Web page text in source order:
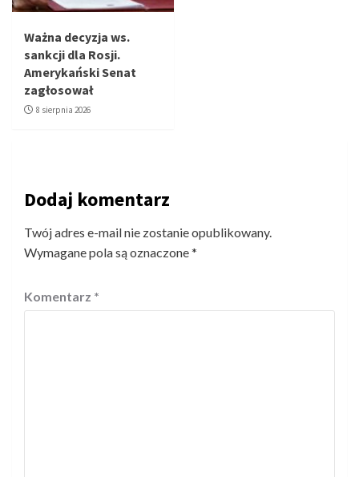
Ważna decyzja ws.
sankcji dla Rosji.
Amerykański Senat
zagłosował
8 sierpnia 2026
Dodaj komentarz
Twój adres e-mail nie zostanie opublikowany.
Wymagane pola są oznaczone*
Komentarz *